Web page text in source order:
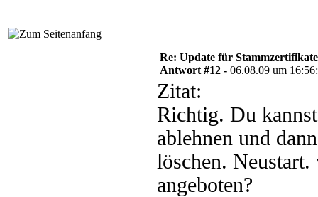
Re: Update für
Antwort #12 - 06.08.09 um
Zitat:
Richtig. Du
ablehnen und
löschen.
angeboten?